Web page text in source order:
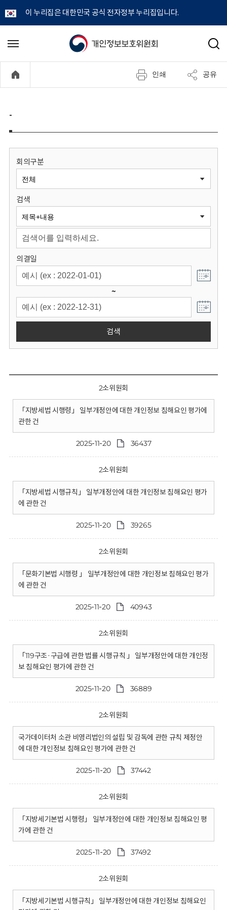
이 누리집은 대한민국 공식 전자정부 누리집입니다.
개
정
보
원
회
메
기
검
인쇄 공유
-
회의구분
검색
의결일
~
검색
2소위원회
「지방세법 시행령」 일부개정안에 대한 개인정보 침해요인 평가에
관한 건
2025-11-20 36437
2소위원회
「지방세법 시행규칙」 일부개정안에 대한 개인정보 침해요인 평가
에 관한 건
2025-11-20 39265
2소위원회
「문화기본법 시행령 」 일부개정안에 대한 개인정보 침해요인 평가
에 관한 건
2025-11-20 40943
2소위원회
「119구조·구급에 관한 법률 시행규칙 」 일부개정안에 대한 개인정
보 침해요인 평가에 관한 건
2025-11-20 36889
2소위원회
국가데이터처 소관 비영리법인의 설립 및 감독에 관한 규칙 제정안
에 대한 개인정보 침해요인 평가에 관한 건
2025-11-20 37442
2소위원회
「지방세기본법 시행령」 일부개정안에 대한 개인정보 침해요인 평
가에 관한 건
2025-11-20 37492
2소위원회
「지방세기본법 시행규칙」 일부개정안에 대한 개인정보 침해요인